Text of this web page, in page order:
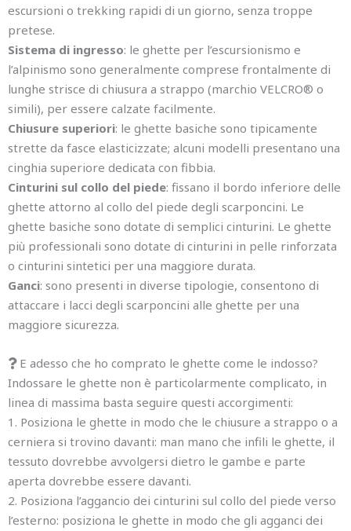
escursioni o trekking rapidi di un giorno, senza troppe
pretese.
Sistema di ingresso: le ghette per l’escursionismo e
l’alpinismo sono generalmente comprese frontalmente di
lunghe strisce di chiusura a strappo (marchio VELCRO® o
simili), per essere calzate facilmente.
Chiusure superiori: le ghette basiche sono tipicamente
strette da fasce elasticizzate; alcuni modelli presentano una
cinghia superiore dedicata con fibbia.
Cinturini sul collo del piede: fissano il bordo inferiore delle
ghette attorno al collo del piede degli scarponcini. Le
ghette basiche sono dotate di semplici cinturini. Le ghette
più professionali sono dotate di cinturini in pelle rinforzata
o cinturini sintetici per una maggiore durata.
Ganci: sono presenti in diverse tipologie, consentono di
attaccare i lacci degli scarponcini alle ghette per una
maggiore sicurezza.
E adesso che ho comprato le ghette come le indosso?
Indossare le ghette non è particolarmente complicato, in
linea di massima basta seguire questi accorgimenti:
1. Posiziona le ghette in modo che le chiusure a strappo o a
cerniera si trovino davanti: man mano che infili le ghette, il
tessuto dovrebbe avvolgersi dietro le gambe e parte
aperta dovrebbe essere davanti.
2. Posiziona l’aggancio dei cinturini sul collo del piede verso
l’esterno: posiziona le ghette in modo che gli agganci dei